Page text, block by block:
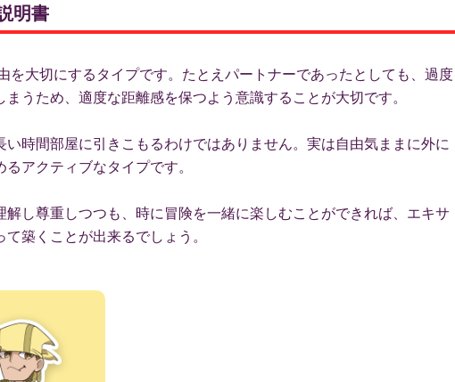
明書
を大切にするタイプです。たとえパートナーであったとしても、過度
うため、適度な距離感を保つよう意識することが大切です。
時間部屋に引きこもるわけではありません。実は自由気ままに外に
アクティブなタイプです。
し尊重しつつも、時に冒険を一緒に楽しむことができれば、エキサ
築くことが出来るでしょう。